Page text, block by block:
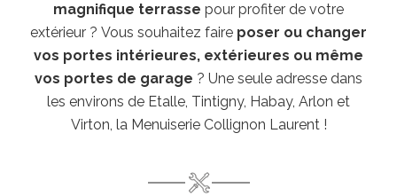
magnifique terrasse pour profiter de votre
extérieur ? Vous souhaitez faire poser ou changer
vos portes intérieures, extérieures ou même
vos portes de garage ? Une seule adresse dans
les environs de Etalle, Tintigny, Habay, Arlon et
Virton, la Menuiserie Collignon Laurent !